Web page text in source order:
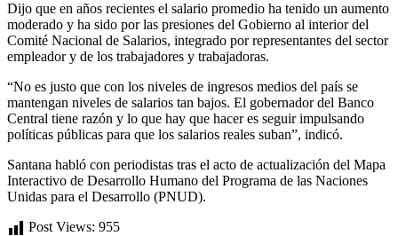
Dijo que en años recientes el salario promedio ha tenido un aumento
moderado y ha sido por las presiones del Gobierno al interior del
Comité Nacional de Salarios, integrado por representantes del sector
empleador y de los trabajadores y trabajadoras.
“No es justo que con los niveles de ingresos medios del país se
mantengan niveles de salarios tan bajos. El gobernador del Banco
Central tiene razón y lo que hay que hacer es seguir impulsando
políticas públicas para que los salarios reales suban”, indicó.
Santana habló con periodistas tras el acto de actualización del Mapa
Interactivo de Desarrollo Humano del Programa de las Naciones
Unidas para el Desarrollo (PNUD).
Post Views: 955